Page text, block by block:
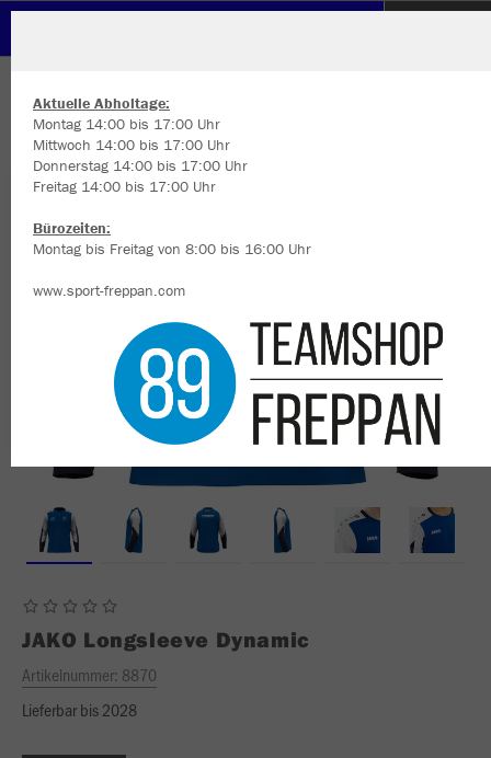
JAKO Longsleeve Dynamic
Artikelnummer: 8870
Lieferbar bis 2028
Aktuelle Abholtage:
Montag 14:00 bis 17:00 Uhr
Mittwoch 14:00 bis 17:00 Uhr
Donnerstag 14:00 bis 17:00 Uhr
Freitag 14:00 bis 17:00 Uhr
Bürozeiten:
Montag bis Freitag von 8:00 bis 16:00 Uhr
www.sport-freppan.com
Wir verwenden Cookies
Inhalte anzeigen und unsere Website verbessern. Weitere
zu den Cookies findest Du in den Einstellungen.
Alle ablehnen
mehr Infos
Datenschutz
Impressum